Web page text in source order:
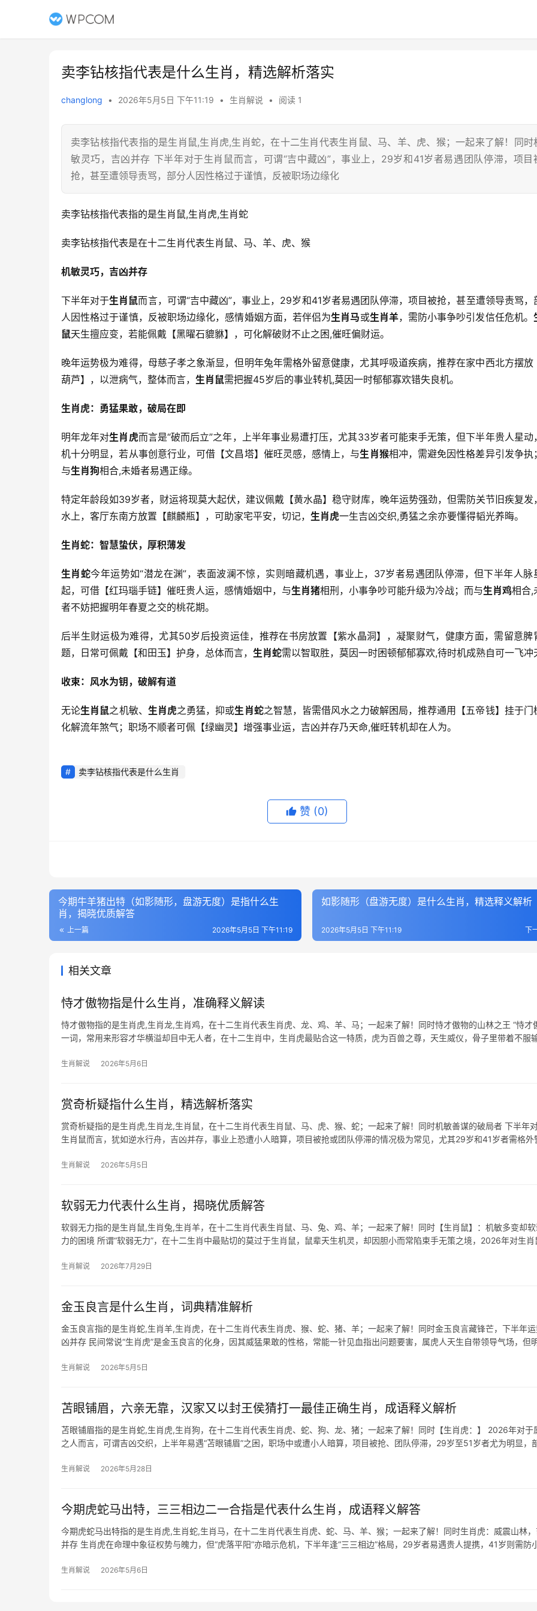
卖李钻核指代表是什么生肖，精选解析落实
changlong • 2026年5月5日 下午11:19 • 生肖解说 • 阅读 1
卖李钻核指代表指的是生肖鼠,生肖虎,生肖蛇，在十二生肖代表生肖鼠、马、羊、虎、猴；一起来了解！同时
敏灵巧，吉凶并存 下半年对于生肖鼠而言，可谓“吉中藏凶”，事业上，29岁和41岁者易遇团队停滞，项目
抢，甚至遭领导责骂，部分人因性格过于谨慎，反被职场边缘化
卖李钻核指代表指的是生肖鼠,生肖虎,生肖蛇
卖李钻核指代表是在十二生肖代表生肖鼠、马、羊、虎、猴
机敏灵巧，吉凶并存
下半年对于生肖鼠而言，可谓“吉中藏凶”，事业上，29岁和41岁者易遇团队停滞，项目被抢，甚至遭领导责骂，
人因性格过于谨慎，反被职场边缘化，感情婚姻方面，若伴侣为生肖马或生肖羊，需防小事争吵引发信任危机。
鼠天生擅应变，若能佩戴【黑曜石貔貅】，可化解破财不止之困,催旺偏财运。
晚年运势极为难得，母慈子孝之象渐显，但明年兔年需格外留意健康，尤其呼吸道疾病，推荐在家中西北方摆放
葫芦】，以泄病气，整体而言， 生肖鼠需把握45岁后的事业转机,莫因一时郁郁寡欢错失良机。
生肖虎：勇猛果敢，破局在即
明年龙年对生肖虎而言是“破而后立”之年，上半年事业易遭打压，尤其33岁者可能束手无策，但下半年贵人星动
机十分明显，若从事创意行业，可借【文昌塔】催旺灵感，感情上，与生肖猴相冲，需避免因性格差异引发争执
与生肖狗相合,未婚者易遇正缘。
特定年龄段如39岁者，财运将现莫大起伏，建议佩戴【黄水晶】稳守财库，晚年运势强劲，但需防关节旧疾复发
水上，客厅东南方放置【麒麟瓶】，可助家宅平安，切记， 生肖虎一生吉凶交织,勇猛之余亦要懂得韬光养晦。
生肖蛇：智慧蛰伏，厚积薄发
生肖蛇今年运势如“潜龙在渊”，表面波澜不惊，实则暗藏机遇，事业上，37岁者易遇团队停滞，但下半年人脉
起，可借【红玛瑙手链】催旺贵人运，感情婚姻中，与生肖猪相刑，小事争吵可能升级为冷战；而与生肖鸡相合,
者不妨把握明年春夏之交的桃花期。
后半生财运极为难得，尤其50岁后投资运佳，推荐在书房放置【紫水晶洞】，凝聚财气，健康方面，需留意脾
题，日常可佩戴【和田玉】护身，总体而言， 生肖蛇需以智取胜，莫因一时困顿郁郁寡欢,待时机成熟自可一飞冲
收束：风水为钥，破解有道
无论生肖鼠之机敏、 生肖虎之勇猛，抑或生肖蛇之智慧，皆需借风水之力破解困局，推荐通用【五帝钱】挂于门
化解流年煞气；职场不顺者可佩【绿幽灵】增强事业运，吉凶并存乃天命,催旺转机却在人为。
卖李钻核指代表是什么生肖
赞 (0)
今期牛羊猪出特（如影随形，盘游无度）是指什么生
肖，揭晓优质解答
上一篇 2026年5月5日 下午11:19
如影随形（盘游无度）是什么生肖，精选释义解析
下
2026年5月5日 下午11:19
相关文章
恃才傲物指是什么生肖，准确释义解读
恃才傲物指的是生肖虎,生肖龙,生肖鸡，在十二生肖代表生肖虎、龙、鸡、羊、马；一起来了解！同时恃才傲物的山林之王 “恃才
一词，常用来形容才华横溢却目中无人者，在十二生肖中，生肖虎最贴合这一特质，虎为百兽之尊，天生威仪，骨子里带着不服
生肖解说 2026年5月6日
赏奇析疑指什么生肖，精选解析落实
赏奇析疑指的是生肖虎,生肖龙,生肖鼠，在十二生肖代表生肖鼠、马、虎、猴、蛇；一起来了解！同时机敏善谋的破局者 下半年
生肖鼠而言，犹如逆水行舟，吉凶并存，事业上恐遭小人暗算，项目被抢或团队停滞的情况极为常见，尤其29岁和41岁者需格外
生肖解说 2026年5月5日
软弱无力代表什么生肖，揭晓优质解答
软弱无力指的是生肖鼠,生肖兔,生肖羊，在十二生肖代表生肖鼠、马、兔、鸡、羊；一起来了解！同时【生肖鼠】：机敏多变却
力的困境 所谓“软弱无力”，在十二生肖中最贴切的莫过于生肖鼠，鼠辈天生机灵，却因胆小而常陷束手无策之境，2026年对生肖
生肖解说 2026年7月29日
金玉良言是什么生肖，词典精准解析
金玉良言指的是生肖蛇,生肖羊,生肖虎，在十二生肖代表生肖虎、猴、蛇、猪、羊；一起来了解！同时金玉良言藏锋芒，下半年
凶并存 民间常说“生肖虎”是金玉良言的化身，因其威猛果敢的性格，常能一针见血指出问题要害，属虎人天生自带领导气场，但
生肖解说 2026年5月5日
苫眼铺眉，六亲无靠，汉家又以封王侯猜打一最佳正确生肖，成语释义解析
苫眼铺眉指的是生肖蛇,生肖虎,生肖狗，在十二生肖代表生肖虎、蛇、狗、龙、猪；一起来了解！同时【生肖虎：】 2026年对于
之人而言，可谓吉凶交织，上半年易遇“苫眼铺眉”之困，职场中或遭小人暗算，项目被抢、团队停滞，29岁至51岁者尤为明显，
生肖解说 2026年5月28日
今期虎蛇马出特，三三相边二一合指是代表什么生肖，成语释义解答
今期虎蛇马出特指的是生肖虎,生肖蛇,生肖马，在十二生肖代表生肖虎、蛇、马、羊、猴；一起来了解！同时生肖虎：威震山林
并存 生肖虎在命理中象征权势与魄力，但“虎落平阳”亦暗示危机，下半年逢“三三相边”格局，29岁者易遇贵人提携，41岁则需防
生肖解说 2026年5月6日